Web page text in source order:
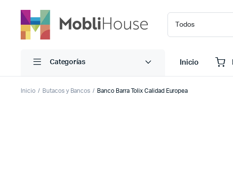
Categorías Inicio
Inicio Butacos y Bancos Banco Barra Tolix Calidad Europea